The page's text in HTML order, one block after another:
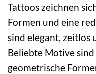
Tattoos zeichnen
Formen und eine
sind elegant, zeitlos
Beliebte Motive
geometrische